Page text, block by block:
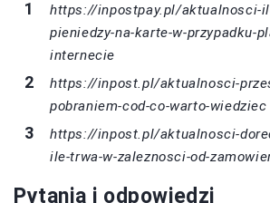
https://inpostpay.pl/aktualnosci-
pieniedzy-na-karte-w-przypadku-
internecie
https://inpost.pl/aktualnosci-
pobraniem-cod-co-warto-wiedziec
https://inpost.pl/aktualnosci-
ile-trwa-w-zaleznosci-od-
Pytania i odpowiedzi